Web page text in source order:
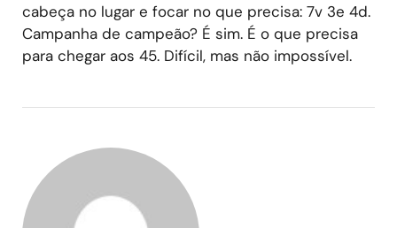
cabeça no lugar e focar no que precisa: 7v 3e 4d.
Campanha de campeão? É sim. É o que precisa
para chegar aos 45. Difícil, mas não impossível.